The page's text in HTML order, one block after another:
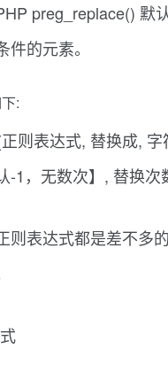
preg_replace() 默
件的元素。
:
则表达式, 替换成, 字
-1，无数次】, 替换次
则表达式都是差不多